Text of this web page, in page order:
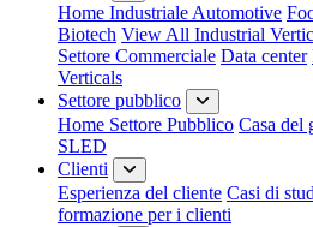
Home Industriale Automotive
Biotech View All Industrial
Settore Commerciale Data center
Verticals
Settore pubblico
Home Settore Pubblico Casa del
SLED
Clienti
Esperienza del cliente Casi di
formazione per i clienti